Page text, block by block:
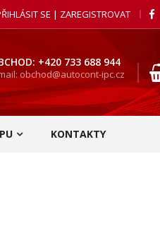
SE | ZAREGISTROVAT
+420 733 688 944
obchod@autocont-ipc.cz
KONTAKTY